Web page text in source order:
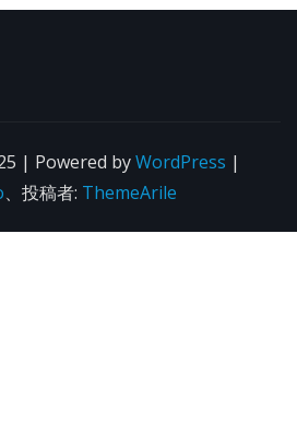
| Powered byWordPress |
、投稿者: ThemeArile